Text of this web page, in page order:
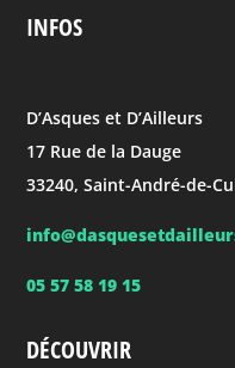
INFOS
D’Asques et D’Ailleurs
17 Rue de la Dauge
33240, Saint-André-de-
05 57 58 19 15
DÉCOUVRIR